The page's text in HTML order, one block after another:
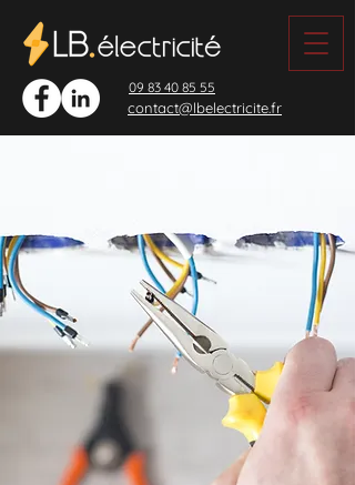
09 83 40 85 55
contact@lbelectricite.fr